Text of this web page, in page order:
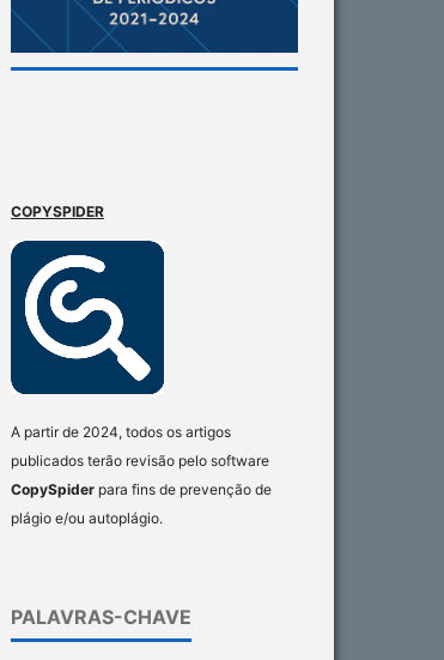
COPYSPIDER
A partir de 2024, todos os artigos
publicados terão revisão pelo software
CopySpider para fins de prevenção de
plágio e/ou autoplágio.
PALAVRAS-CHAVE